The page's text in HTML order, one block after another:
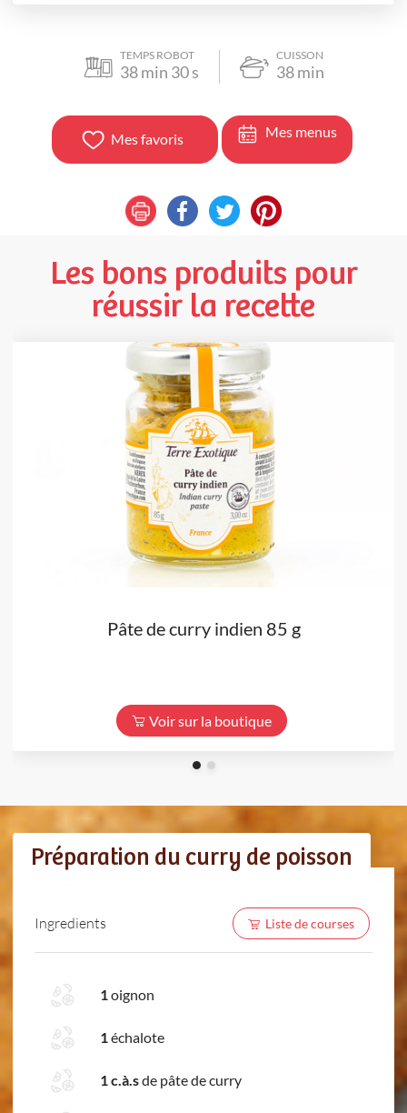
TEMPS ROBOT
38min 30s
CUISSON
38min
Mes favoris Mes menus
Les bons produits pour
réussir la recette
Pâte de curry indien 85 g
Voir sur la boutique
Préparation du curry de poisson
Ingredients Liste de courses
1oignon
1échalote
1 c.à.sde pâte de curry